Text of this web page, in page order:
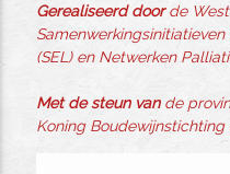
Gerealiseerd doorde
(SEL) en Netwerken
Met de steun vande
Koning